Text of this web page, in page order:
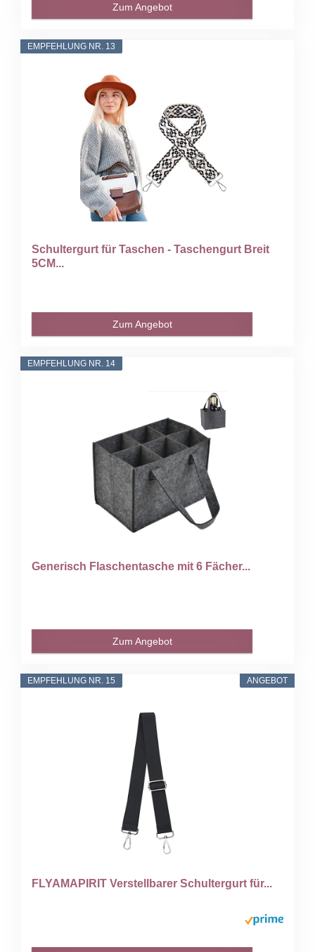
Zum Angebot
EMPFEHLUNG NR. 13
Schultergurt für Taschen - Taschengurt Breit
5CM...
Zum Angebot
EMPFEHLUNG NR. 14
Generisch Flaschentasche mit 6 Fächer...
Zum Angebot
ANGEBOT
EMPFEHLUNG NR. 15
FLYAMAPIRIT Verstellbarer Schultergurt für...